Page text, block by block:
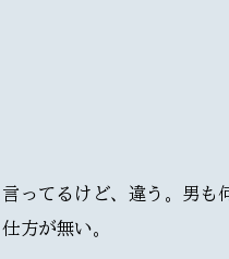
ってるけど、違う。男も
方が無い。